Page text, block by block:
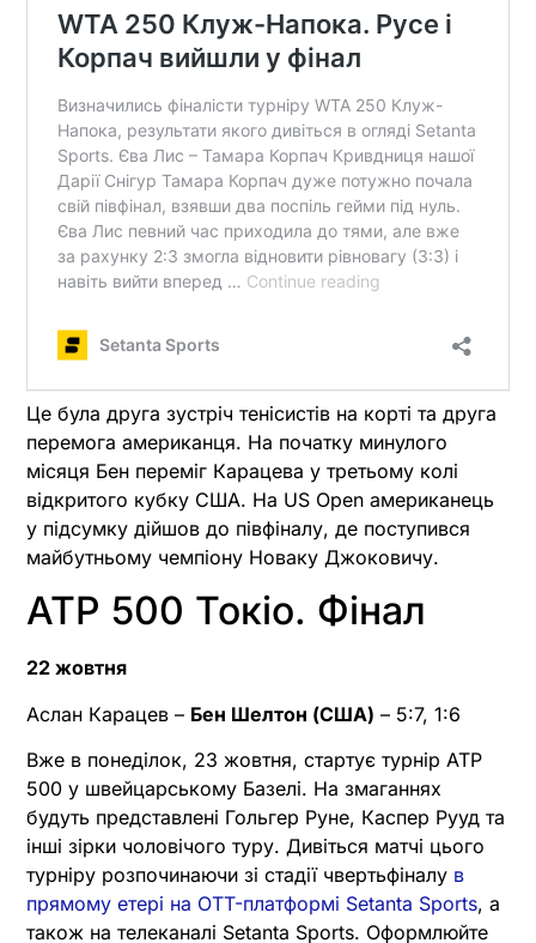
Це була друга зустріч тенісистів на корті та друга
перемога американця. На початку минулого
місяця Бен переміг Карацева у третьому колі
відкритого кубку США. На US Open американець
у підсумку дійшов до півфіналу, де поступився
майбутньому чемпіону Новаку Джоковичу.
ATP 500 Токіо. Фінал
22 жовтня
Аслан Карацев – Бен Шелтон (США) – 5:7, 1:6
Вже в понеділок, 23 жовтня, стартує турнір ATP
500 у швейцарському Базелі. На змаганнях
будуть представлені Гольгер Руне, Каспер Рууд та
інші зірки чоловічого туру. Дивіться матчі цього
турніру розпочинаючи зі стадії чвертьфіналу в
прямому етері на OTT-платформі Setanta Sports, а
також на телеканалі Setanta Sports. Оформлюйте